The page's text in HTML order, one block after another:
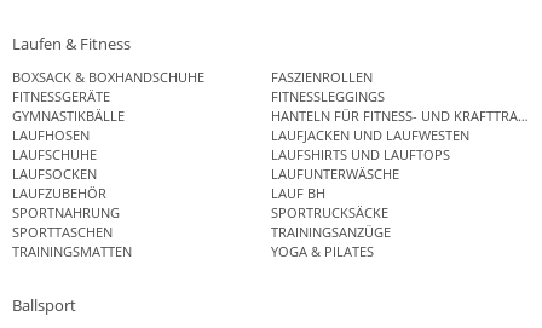
Laufen & Fitness
BOXSACK & BOXHANDSCHUHE
FASZIENROLLEN
FITNESSGERÄTE
FITNESSLEGGINGS
GYMNASTIKBÄLLE
HANTELN FÜR FITNESS- UND
LAUFHOSEN
LAUFJACKEN UND LAUFWESTEN
LAUFSCHUHE
LAUFSHIRTS UND LAUFTOPS
LAUFSOCKEN
LAUFUNTERWÄSCHE
LAUFZUBEHÖR
LAUF BH
SPORTNAHRUNG
SPORTRUCKSÄCKE
SPORTTASCHEN
TRAININGSANZÜGE
TRAININGSMATTEN
YOGA & PILATES
Ballsport